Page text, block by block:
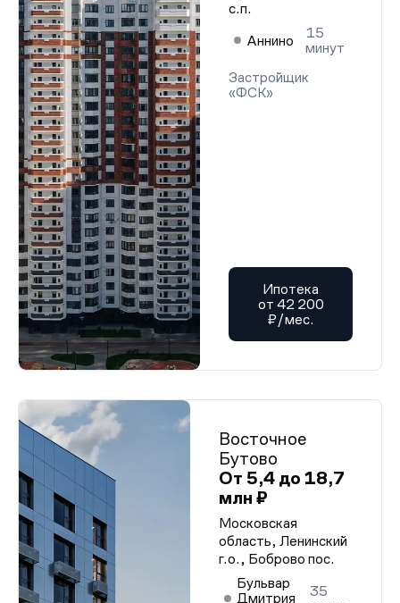
с.п.
Аннино
15
минут
Застройщик
«ФСК»
Ипотека
от 42 200
₽/мес.
Восточное
Бутово
От 5,4 до 18,7
млн ₽
Московская
область, Ленинский
г.о., Боброво пос.
Бульвар
Дмитрия
35